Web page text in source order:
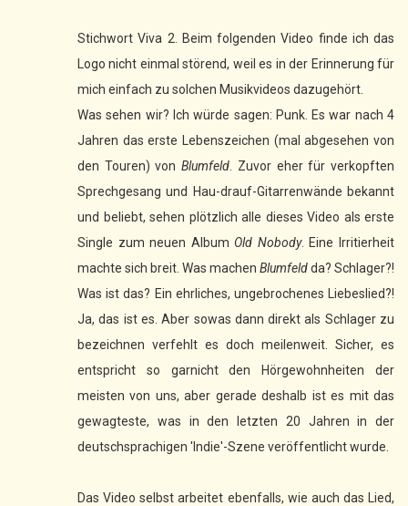
Stichwort Viva 2. Beim folgenden Video finde ich das
Logo nicht einmal störend, weil es in der Erinnerung für
mich einfach zu solchen Musikvideos dazugehört.
Was sehen wir? Ich würde sagen: Punk. Es war nach 4
Jahren das erste Lebenszeichen (mal abgesehen von
den Touren) vonBlumfeld . Zuvor eher für verkopften
Sprechgesang und Hau-drauf-Gitarrenwände bekannt
und beliebt, sehen plötzlich alle dieses Video als erste
Single zum neuen Album Old Nobody. Eine Irritierheit
machte sich breit. Was machen Blumfeldda? Schlager?!
Was ist das? Ein ehrliches, ungebrochenes Liebeslied?!
Ja, das ist es. Aber sowas dann direkt als Schlager zu
bezeichnen verfehlt es doch meilenweit. Sicher, es
entspricht so garnicht den Hörgewohnheiten der
meisten von uns, aber gerade deshalb ist es mit das
gewagteste, was in den letzten 20 Jahren in der
deutschsprachigen 'Indie'-Szene veröffentlicht wurde.
Das Video selbst arbeitet ebenfalls, wie auch das Lied,